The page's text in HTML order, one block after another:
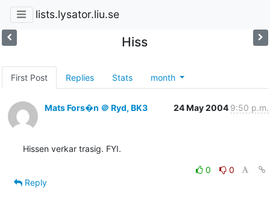
lists.lysator.liu.se
Hiss
First Post Replies Stats month
Mats Fors�n ＠ Ryd, BK3 24 May 2004 9:50 p.m.
Hissen verkar trasig. FYI.
0
0
Reply